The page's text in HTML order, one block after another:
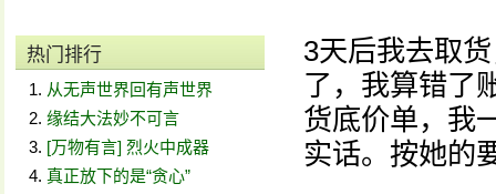
热门排行
从无声世界回有声世界
缘结大法妙不可言
[万物有言] 烈火中成器
真正放下的是“贪心”
3天后我去取
了，我算错了
货底价单，我
实话。按她的